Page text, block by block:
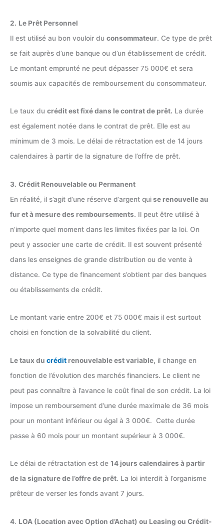
2. Le Prêt Personnel
Il est utilisé au bon vouloir du consommateur. Ce type de prêt
se fait auprès d’une banque ou d’un établissement de crédit.
Le montant emprunté ne peut dépasser 75 000€ et sera
soumis aux capacités de remboursement du consommateur.
Le taux du crédit est fixé dans le contrat de prêt. La durée
est également notée dans le contrat de prêt. Elle est au
minimum de 3 mois. Le délai de rétractation est de 14 jours
calendaires à partir de la signature de l’offre de prêt.
3. Crédit Renouvelable ou Permanent
En réalité, il s’agit d’une réserve d’argent quise renouvelle au
fur et à mesure des remboursements. Il peut être utilisé à
n’importe quel moment dans les limites fixées par la loi. On
peut y associer une carte de crédit. Il est souvent présenté
dans les enseignes de grande distribution ou de vente à
distance. Ce type de financement s’obtient par des banques
ou établissements de crédit.
Le montant varie entre 200€ et 75 000€ mais il est surtout
choisi en fonction de la solvabilité du client.
Le taux du crédit renouvelable est variable, il change en
fonction de l’évolution des marchés financiers. Le client ne
peut pas connaître à l’avance le coût final de son crédit. La loi
impose un remboursement d’une durée maximale de 36 mois
pour un montant inférieur ou égal à 3 000€. Cette durée
passe à 60 mois pour un montant supérieur à 3 000€.
Le délai de rétractation est de 14 jours calendaires à partir
de la signature de l’offre de prêt. La loi interdit à l’organisme
prêteur de verser les fonds avant 7 jours.
4. LOA (Location avec Option d’Achat) ou Leasing ou Crédit-